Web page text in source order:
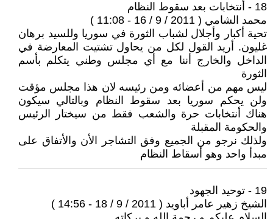
18 - أنتخابات بعد سقوط النظام
محمد الشامي ( 2011 / 9 / 16 - 11:08 )
تحية أكبار وأجلال لشباب الثورة في سوريا وللسيد برهان
غليون. أريد القول لكل من يحاول تشتيت المعارضة في
الداخل والخارج أننا مع أي مجلس وطني يتكلم بأسم
الثورة
ليس مهم من أعضائه ومن رئيسه لان هذا مجلس مؤقت
ولن يحكم سوريا بعد سقوط النظام وبالتالي سيكون
هناك أنتخابات حرة والشعب فقط من سيختار الرئيس
والحكومة المقبلة
ولذلك نرجو من الجميع وفق التشاجر الأن والأتفاق على
مبدأ واحد وهو أسقاط النظام
19 - توحيد الجهود
الشيخ زهير عامر أباويد ( 2011 / 9 / 18 - 14:56 )